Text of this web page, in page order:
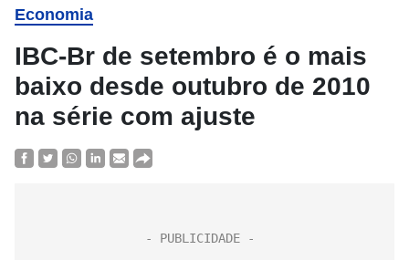
Economia
IBC-Br de setembro é o mais
baixo desde outubro de 2010
na série com ajuste